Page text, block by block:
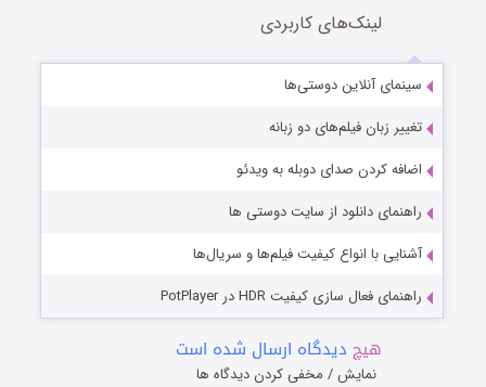
لینک‌های کاربردی
سینمای آنلاین دوستی‌ها
تغییر زبان فیلم‌های دو زبانه
اضافه کردن صدای دوبله به ویدئو
راهنمای دانلود از سایت دوستی ها
آشنایی با انواع کیفیت فیلم‌ها و سریال‌ها
راهنمای فعال سازی کیفیت HDR در PotPlayer
هیچ دیدگاه ارسال شده است
نمایش / مخفی کردن دیدگاه ها